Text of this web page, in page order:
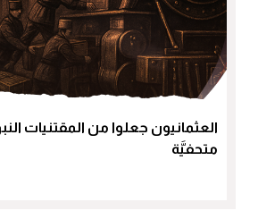
العثمانيون جعلوا من المقتنيات
متحفيَّة